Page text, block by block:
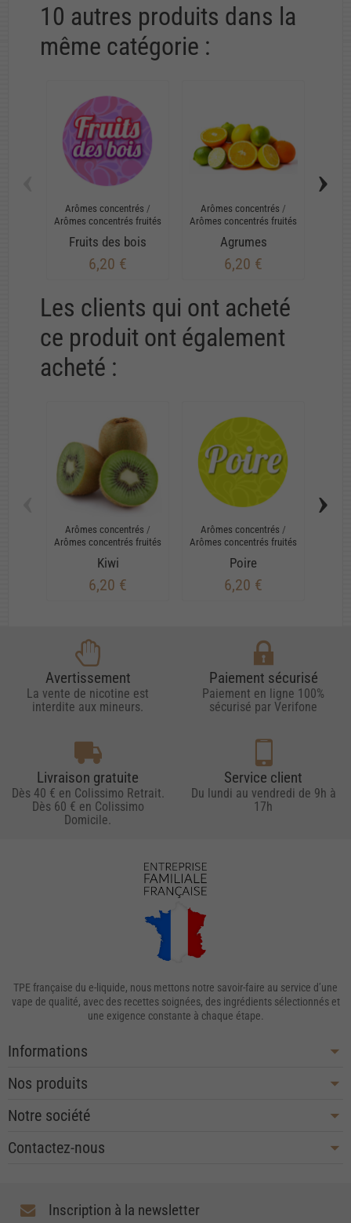
10 autres produits dans la
même catégorie :
Arômes concentrés /
Arômes concentrés fruités
Fruits des bois
6,20 €
Arômes concentrés /
Arômes concentrés fruités
Agrumes
6,20 €
›
Les clients qui ont acheté
ce produit ont également
acheté :
Arômes concentrés /
Arômes concentrés fruités
Kiwi
6,20 €
Arômes concentrés /
Arômes concentrés fruités
Poire
6,20 €
›
Avertissement
La vente de nicotine est
interdite aux mineurs.
Paiement sécurisé
Paiement en ligne 100%
sécurisé par Verifone
Livraison gratuite
Dès 40 € en Colissimo Retrait.
Dès 60 € en Colissimo
Domicile.
Service client
Du lundi au vendredi de 9h à
17h
TPE française du e-liquide, nous mettons notre savoir-faire au service d’une
vape de qualité, avec des recettes soignées, des ingrédients sélectionnés et
une exigence constante à chaque étape.
Informations
Nos produits
Notre société
Contactez-nous
Inscription à la newsletter